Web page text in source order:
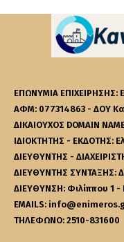
ΕΠΩΝΥΜΙΑ ΕΠΙΧΕΙΡΗΣΗΣ:
ΑΦΜ: 077314863 - ΔΟΥ
ΔΙΚΑΙΟΥΧΟΣ DOMAIN
ΙΔΙΟΚΤΗΤΗΣ - ΕΚΔΟΤΗΣ:
ΔΙΕΥΘΥΝΤΗΣ -
ΔΙΕΥΘΥΝΤΗΣ ΣΥΝΤΑΞΗΣ:
ΔΙΕΥΘΥΝΣΗ: Φιλίππου 1 -
EMAILS:
ΤΗΛΕΦΩΝΟ: 2510-831600